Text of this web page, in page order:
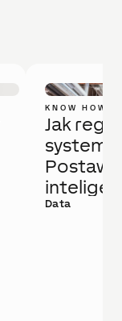
KNOW HOW
Jak
system
Postaw
Data